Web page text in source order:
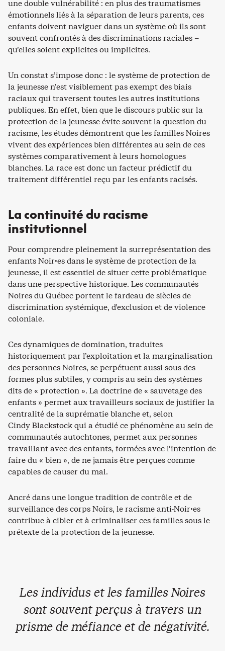
une double vulnérabilité : en plus des traumatismes
émotionnels liés à la séparation de leurs parents, ces
enfants doivent naviguer dans un système où ils sont
souvent confrontés à des discriminations raciales –
qu’elles soient explicites ou implicites.
Un constat s’impose donc : le système de protection de
la jeunesse n’est visiblement pas exempt des biais
raciaux qui traversent toutes les autres institutions
publiques. En effet, bien que le discours public sur la
protection de la jeunesse évite souvent la question du
racisme, les études démontrent que les familles Noires
vivent des expériences bien différentes au sein de ces
systèmes comparativement à leurs homologues
blanches. La race est donc un facteur prédictif du
traitement différentiel reçu par les enfants racisés.
La continuité du racisme
institutionnel
Pour comprendre pleinement la surreprésentation des
enfants Noir·es dans le système de protection de la
jeunesse, il est essentiel de situer cette problématique
dans une perspective historique. Les communautés
Noires du Québec portent le fardeau de siècles de
discrimination systémique, d’exclusion et de violence
coloniale.
Ces dynamiques de domination, traduites
historiquement par l’exploitation et la marginalisation
des personnes Noires, se perpétuent aussi sous des
formes plus subtiles, y compris au sein des systèmes
dits de « protection ». La doctrine de « sauvetage des
enfants » permet aux travailleurs sociaux de justifier la
centralité de la suprématie blanche et, selon
Cindy Blackstock qui a étudié ce phénomène au sein de
communautés autochtones, permet aux personnes
travaillant avec des enfants, formées avec l’intention de
faire du « bien », de ne jamais être perçues comme
capables de causer du mal.
Ancré dans une longue tradition de contrôle et de
surveillance des corps Noirs, le racisme anti-Noir·es
contribue à cibler et à criminaliser ces familles sous le
prétexte de la protection de la jeunesse.
Les individus et les familles Noires
sont souvent perçus à travers un
prisme de méfiance et de négativité.